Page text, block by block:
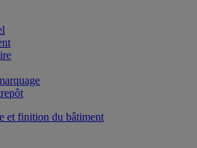
et finition du bâtiment